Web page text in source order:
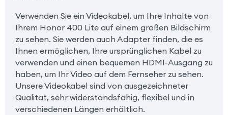
Verwenden Sie ein Videokabel, um Ihre Inhalte von
Ihrem Honor 400 Lite auf einem großen Bildschirm
zu sehen. Sie werden auch Adapter finden, die es
Ihnen ermöglichen, Ihre ursprünglichen Kabel zu
verwenden und einen bequemen HDMI-Ausgang zu
haben, um Ihr Video auf dem Fernseher zu sehen.
Unsere Videokabel sind von ausgezeichneter
Qualität, sehr widerstandsfähig, flexibel und in
verschiedenen Längen erhältlich.